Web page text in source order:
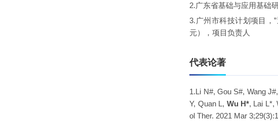
2.广东省基础与应用基础
3.广州市科技计划项目，”
元），项目负责人
代表论著
1.Li N#, Gou S#, Wang
Y, Quan L, Wu H*, Lai L*,
ol Ther. 2021 Mar